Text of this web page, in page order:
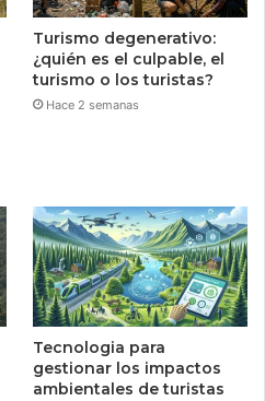
Turismo degenerativo:
¿quién es el culpable, el
turismo o los turistas?
Hace 2 semanas
Tecnologia para
gestionar los impactos
ambientales de turistas